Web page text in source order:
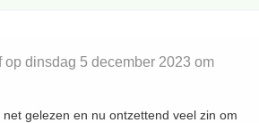
op dinsdag 5 december 2023 om
gelezen en nu ontzettend veel zin om